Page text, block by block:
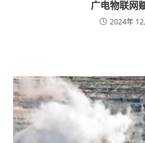
广电物联网
2024年 12